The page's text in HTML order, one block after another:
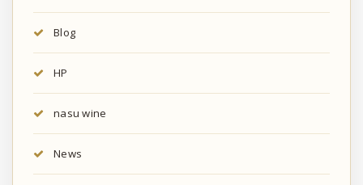
Blog
HP
nasu wine
News